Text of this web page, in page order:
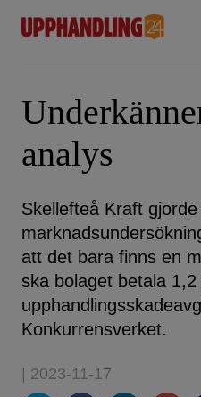
content
analys
Skellefteå Kraft
att det bara finns en
ska bolaget betala
Konkurrensverket.
| 2023-11-17